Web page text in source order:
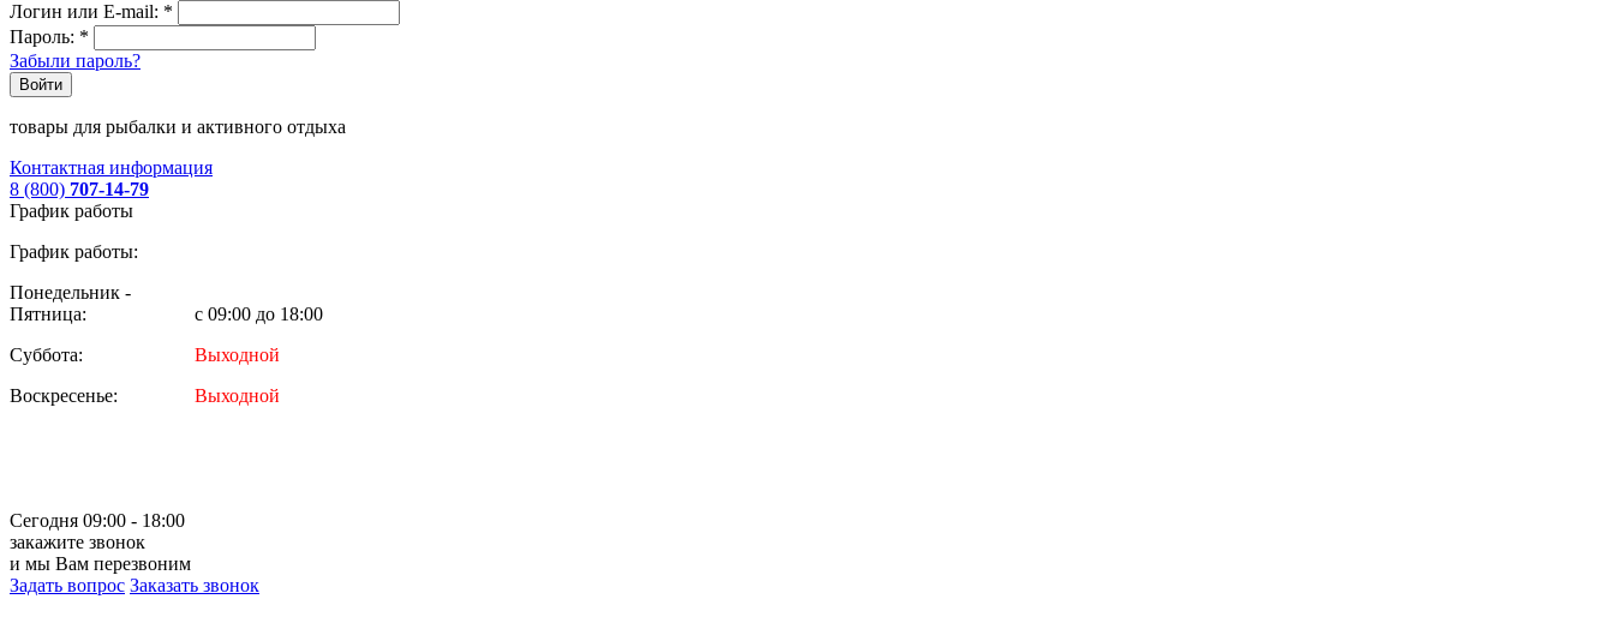
Логин или E-mail: *
Пароль: *
Забыли пароль?
Войти
товары для рыбалки и активного отдыха
Контактная информация
8 (800) 707-14-79
График работы
График работы:
Понедельник -
Пятница:
с 09:00 до 18:00
Суббота:
Выходной
Воскресенье:
Выходной
Сегодня 09:00 - 18:00
закажите звонок
и мы Вам перезвоним
Задать вопрос Заказать звонок